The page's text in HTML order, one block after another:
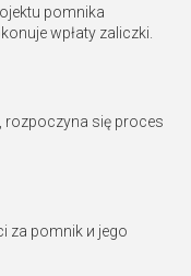
pomnika
wpłaty zaliczki.
rozpoczyna się proces
za pomnik и jego